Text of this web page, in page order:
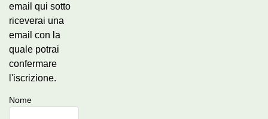
email qui sotto
riceverai una
email con la
quale potrai
confermare
l'iscrizione.
Nome